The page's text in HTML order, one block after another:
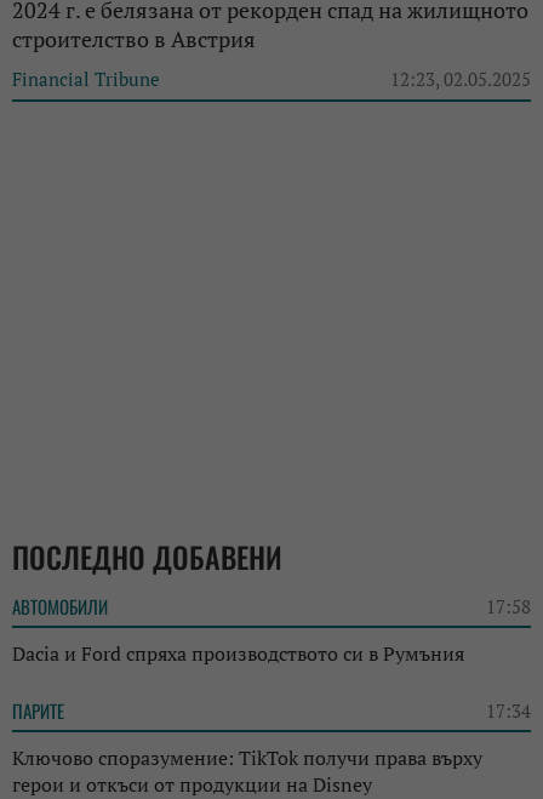
2024 г. е белязана от рекорден спад на жилищното
строителство в Австрия
Financial Tribune 12:23, 02.05.2025
ПОСЛЕДНО ДОБАВЕНИ
АВТОМОБИЛИ 17:58
Dacia и Ford спряха производството си в Румъния
ПАРИТЕ 17:34
Ключово споразумение: TikTok получи права върху
герои и откъси от продукции на Disney